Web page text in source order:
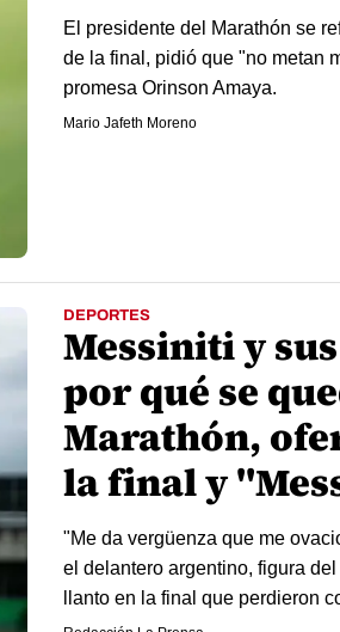
El presidente del Marathón se
de la final, pidió que "no metan
promesa Orinson Amaya.
Mario Jafeth Moreno
DEPORTES
Messiniti y
por qué se
Marathón,
la final y
"Me da vergüenza que me
el delantero argentino, figura
llanto en la final que perdieron